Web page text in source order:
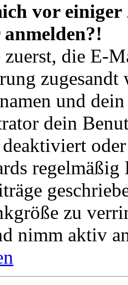
vor
zuerst, die E-
und
dein
zu
nimm aktiv